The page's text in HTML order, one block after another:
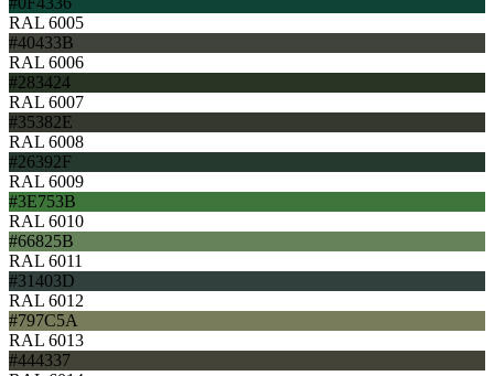
RAL 6005
#40433B
RAL 6006
#283424
RAL 6007
#35382E
RAL 6008
#26392F
RAL 6009
#3E753B
RAL 6010
#66825B
RAL 6011
#31403D
RAL 6012
#797C5A
RAL 6013
#444337